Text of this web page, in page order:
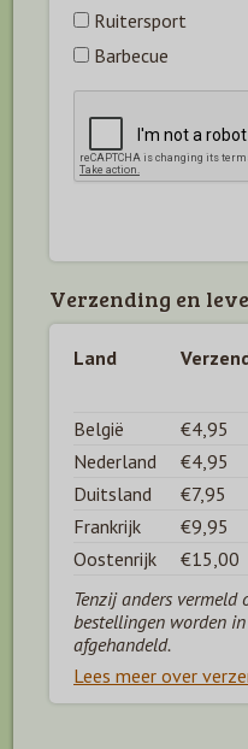
Ruitersport
Barbecue
Verzending en
Land
België
€4,95
Nederland
€4,95
Duitsland
€7,95
Frankrijk
€9,95
Oostenrijk
€15,00
Tenzij anders
bestellingen worden
afgehandeld.
Lees meer over